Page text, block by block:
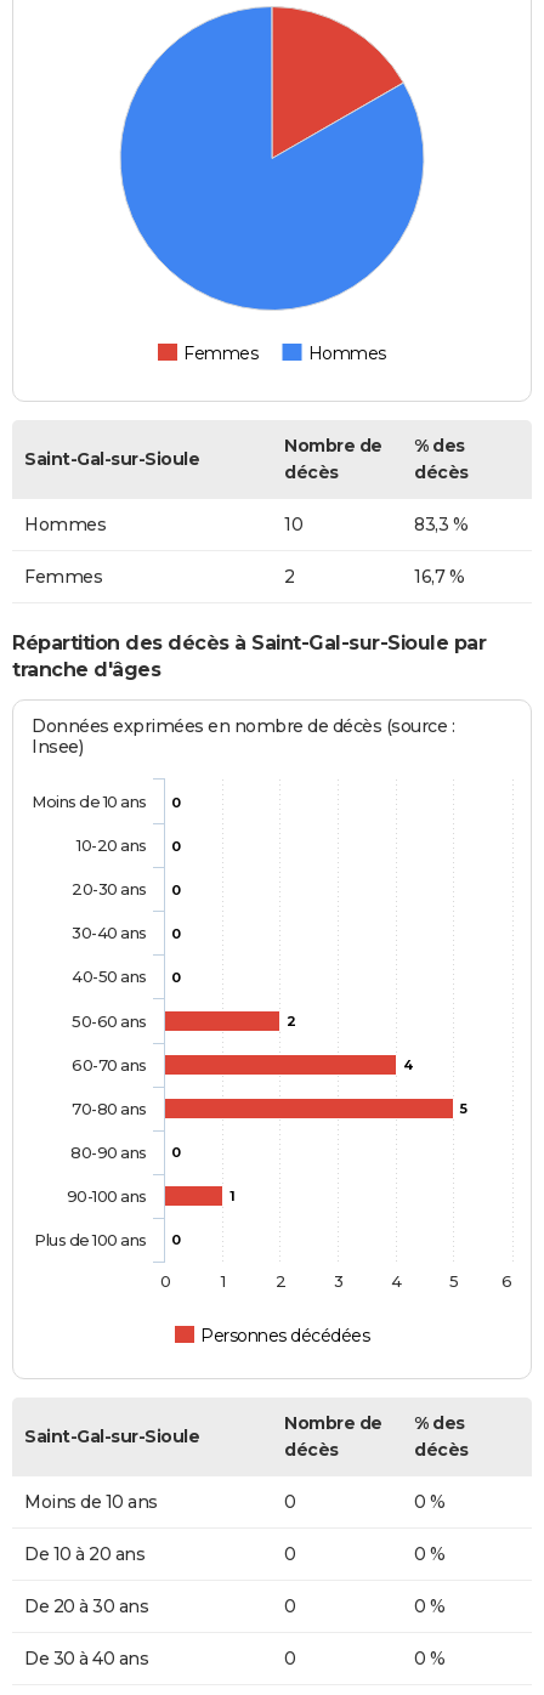
Femmes Hommes
Saint-Gal-sur-Sioule
Nombre de
décès
% des
décès
Hommes 10 83,3 %
Femmes 2 16,7 %
Répartition des décès à Saint-Gal-sur-Sioule par
tranche d'âges
Données exprimées en nombre de décès (source :
Insee)
0
0
0
0
0
2
4
5
0
1
0
Personnes décédées
Moins de 10 ans
10-20 ans
20-30 ans
30-40 ans
40-50 ans
50-60 ans
60-70 ans
70-80 ans
80-90 ans
90-100 ans
Plus de 100 ans
0 1 2 3 4 5 6
Saint-Gal-sur-Sioule
Nombre de
décès
% des
décès
Moins de 10 ans 0 0 %
De 10 à 20 ans 0 0 %
De 20 à 30 ans 0 0 %
De 30 à 40 ans 0 0 %